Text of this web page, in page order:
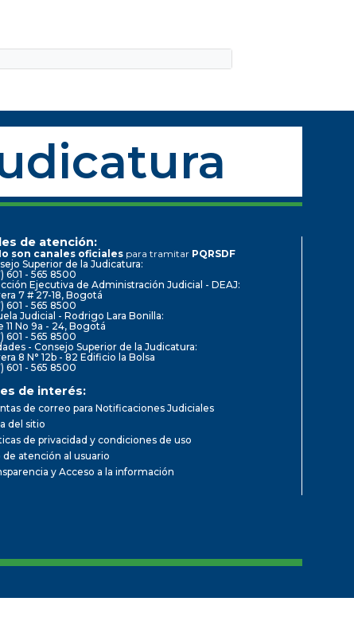
de atención:
son canales oficiales para tramitar PQRSDF
Superior de la Judicatura:
601 - 565 8500
Ejecutiva de Administración Judicial - DEAJ:
7 # 27-18, Bogotá
601 - 565 8500
Judicial - Rodrigo Lara Bonilla:
11 No 9a - 24, Bogotá
601 - 565 8500
- Consejo Superior de la Judicatura:
8 N° 12b - 82 Edificio la Bolsa
601 - 565 8500
de interés:
de correo para Notificaciones Judiciales
del sitio
de privacidad y condiciones de uso
de atención al usuario
y Acceso a la información